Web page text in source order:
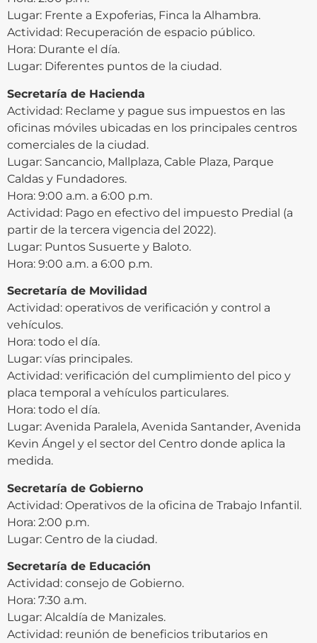
Lugar: Frente a Expoferias, Finca la Alhambra.
Actividad: Recuperación de espacio público.
Hora: Durante el día.
Lugar: Diferentes puntos de la ciudad.
Secretaría de Hacienda
Actividad: Reclame y pague sus impuestos en las
oficinas móviles ubicadas en los principales centros
comerciales de la ciudad.
Lugar: Sancancio, Mallplaza, Cable Plaza, Parque
Caldas y Fundadores.
Hora: 9:00 a.m. a 6:00 p.m.
Actividad: Pago en efectivo del impuesto Predial (a
partir de la tercera vigencia del 2022).
Lugar: Puntos Susuerte y Baloto.
Hora: 9:00 a.m. a 6:00 p.m.
Secretaría de Movilidad
Actividad: operativos de verificación y control a
vehículos.
Hora: todo el día.
Lugar: vías principales.
Actividad: verificación del cumplimiento del pico y
placa temporal a vehículos particulares.
Hora: todo el día.
Lugar: Avenida Paralela, Avenida Santander, Avenida
Kevin Ángel y el sector del Centro donde aplica la
medida.
Secretaría de Gobierno
Actividad: Operativos de la oficina de Trabajo Infantil.
Hora: 2:00 p.m.
Lugar: Centro de la ciudad.
Secretaría de Educación
Actividad: consejo de Gobierno.
Hora: 7:30 a.m.
Lugar: Alcaldía de Manizales.
Actividad: reunión de beneficios tributarios en